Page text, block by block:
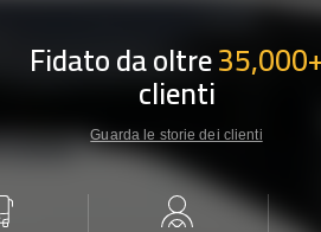
Fidato da oltre35,000+
clienti
Guarda le storie dei clienti